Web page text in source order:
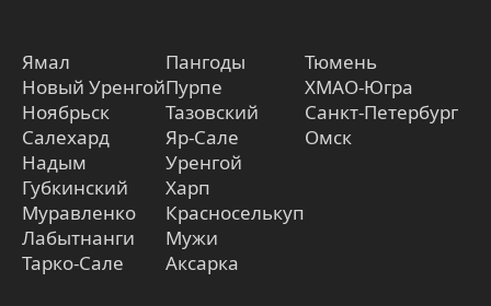
Ямал
Новый Уренгой
Ноябрьск
Салехард
Надым
Губкинский
Муравленко
Лабытнанги
Тарко-Сале
Пангоды
Пурпе
Тазовский
Яр-Сале
Уренгой
Харп
Красноселькуп
Мужи
Аксарка
Тюмень
ХМАО-Югра
Санкт-Петербург
Омск